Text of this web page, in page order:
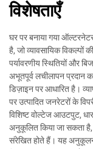
विशेषताएँ
घर पर बनाया गया
है, जो व्यावसायिक विकल्पों
पर्यावरणीय स्थितियों और
अभूतपूर्व लचीलापन प्रदान
डिज़ाइन पर आधारित है।
पर उत्पादित जनरेटरों के
विशिष्ट वोल्टेज आउटपुट,
अनुकूलित किया जा सकता है,
संरेखित होते हैं। यह अनुकूलन